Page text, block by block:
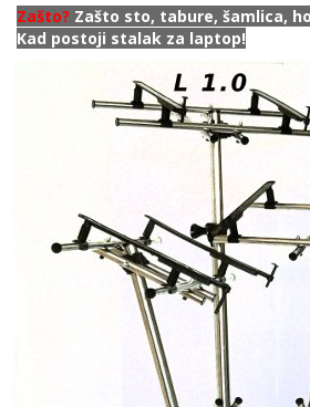
Zašto? Zašto sto, tabure, šamlica,
Kad postoji stalak za laptop!